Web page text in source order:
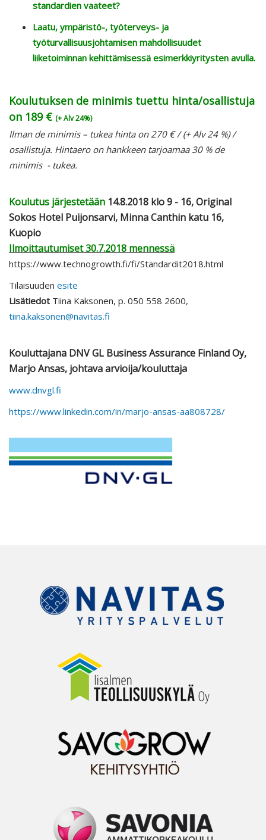
standardien vaateet?
Laatu, ympäristö-, työterveys- ja
työturvallisuusjohtamisen mahdollisuudet
liiketoiminnan kehittämisessä esimerkkiyritysten avulla.
Koulutuksen de minimis tuettu hinta/osallistuja
on 189 € (+ Alv 24%)
Ilman de minimis – tukea hinta on 270 € / (+ Alv 24 %) /
osallistuja. Hintaero on hankkeen tarjoamaa 30 % de
minimis - tukea.
Koulutus järjestetään 14.8.2018 klo 9 - 16, Original
Sokos Hotel Puijonsarvi, Minna Canthin katu 16,
Kuopio
Ilmoittautumiset 30.7.2018 mennessä
https://www.technogrowth.fi/fi/Standardit2018.html
Tilaisuuden esite
Lisätiedot Tiina Kaksonen, p. 050 558 2600,
tiina.kaksonen@navitas.fi
Kouluttajana DNV GL Business Assurance Finland Oy,
Marjo Ansas, johtava arvioija/kouluttaja
www.dnvgl.fi
https://www.linkedin.com/in/marjo-ansas-aa808728/